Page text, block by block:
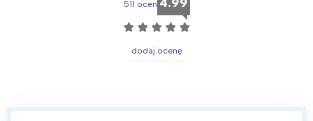
511 ocen
☆ ☆ ☆ ☆ ☆
dodaj ocenę